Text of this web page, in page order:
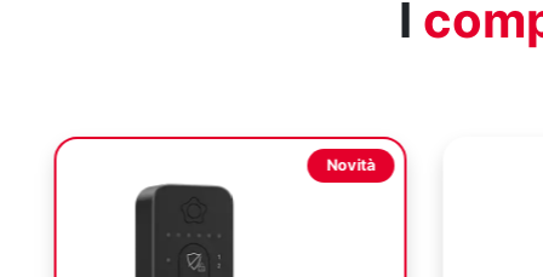
I
Proteggi tutti gli accessi e